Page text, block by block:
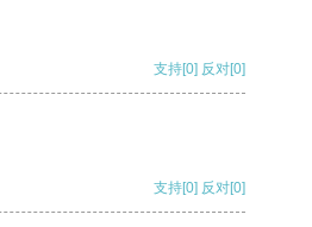
支持[0] 反对[0]
支持[0] 反对[0]